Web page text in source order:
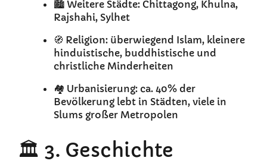
🏙️ Weitere Städte: Chittagong, Khulna,
Rajshahi, Sylhet
🧭 Religion: überwiegend Islam, kleinere
hinduistische, buddhistische und
christliche Minderheiten
🏘️ Urbanisierung: ca. 40% der
Bevölkerung lebt in Städten, viele in
Slums großer Metropolen
🏛️ 3. Geschichte